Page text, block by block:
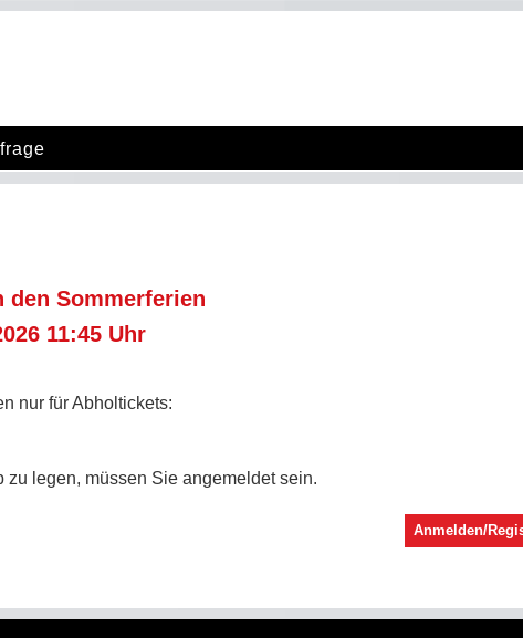
den Sommerferien
11:45 Uhr
nur für Abholtickets:
zu legen, müssen Sie angemeldet sein.
Anmelden/